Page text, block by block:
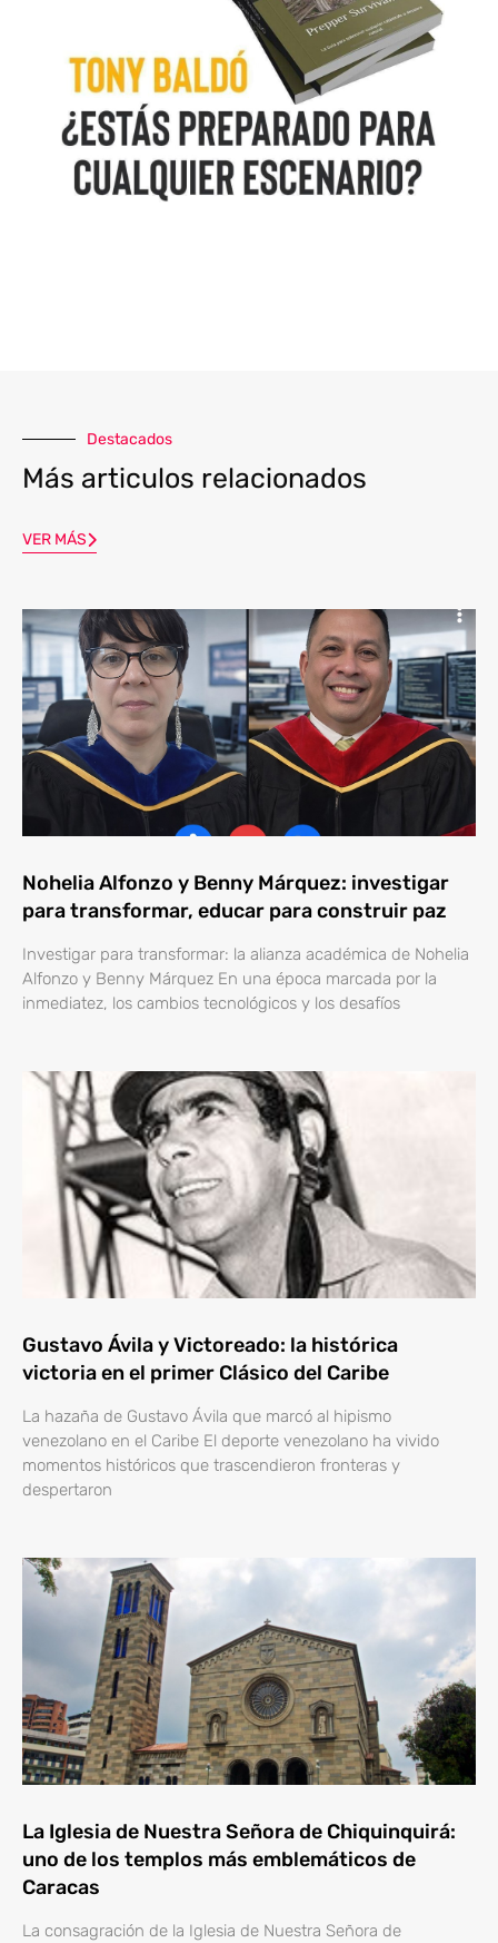
Destacados
Más articulos relacionados
VER MÁS
Nohelia Alfonzo y Benny Márquez: investigar
para transformar, educar para construir paz
Investigar para transformar: la alianza académica de Nohelia
Alfonzo y Benny Márquez En una época marcada por la
inmediatez, los cambios tecnológicos y los desafíos
Gustavo Ávila y Victoreado: la histórica
victoria en el primer Clásico del Caribe
La hazaña de Gustavo Ávila que marcó al hipismo
venezolano en el Caribe El deporte venezolano ha vivido
momentos históricos que trascendieron fronteras y
despertaron
La Iglesia de Nuestra Señora de Chiquinquirá:
uno de los templos más emblemáticos de
Caracas
La consagración de la Iglesia de Nuestra Señora de